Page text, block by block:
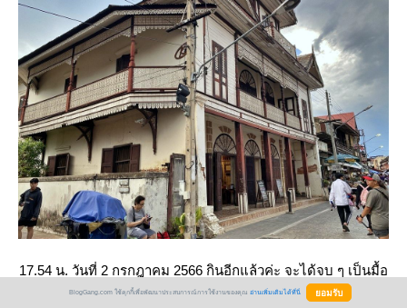
17.54 น. วันที่ 2 กรกฎาคม 2566 กินอีกแล้วค่ะ จะได้จบ ๆ เป็นมื้อ
ไป
BlogGang.com ใช้คุกกี้เพื่อพัฒนาประสบการณ์การใช้งานของคุณ อ่านเพิ่มเติมได้ที่นี่